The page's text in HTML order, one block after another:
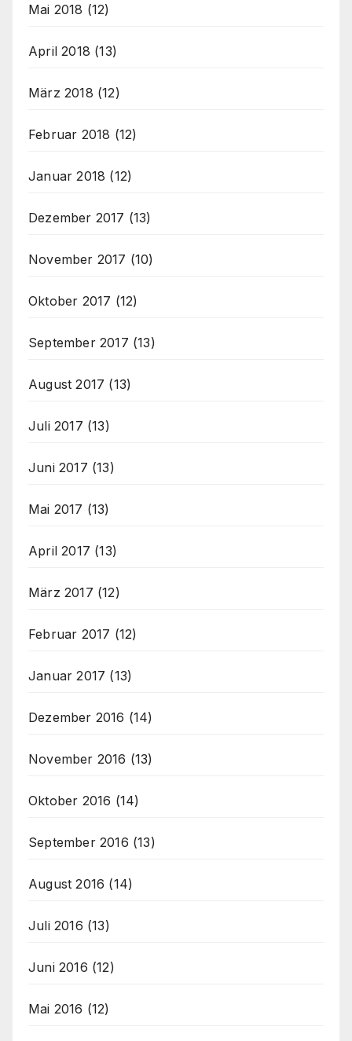
Mai 2018 (12)
April 2018 (13)
März 2018 (12)
Februar 2018 (12)
Januar 2018 (12)
Dezember 2017 (13)
November 2017 (10)
Oktober 2017 (12)
September 2017 (13)
August 2017 (13)
Juli 2017 (13)
Juni 2017 (13)
Mai 2017 (13)
April 2017 (13)
März 2017 (12)
Februar 2017 (12)
Januar 2017 (13)
Dezember 2016 (14)
November 2016 (13)
Oktober 2016 (14)
September 2016 (13)
August 2016 (14)
Juli 2016 (13)
Juni 2016 (12)
Mai 2016 (12)